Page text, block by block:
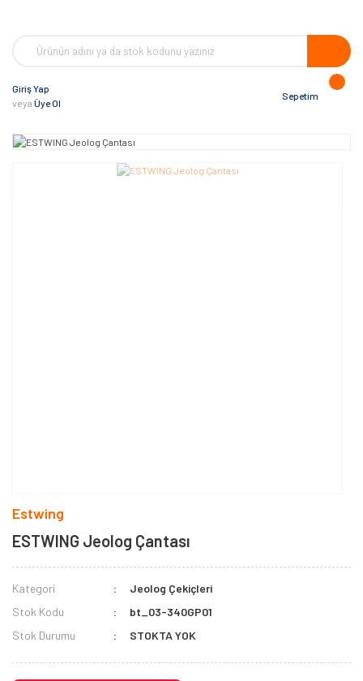
Giriş Yap
veya Üye Ol
Sepetim
Estwing
ESTWING Jeolog Çantası
Kategori
Jeolog Çekiçleri
Stok Kodu
bt_03-340GP01
Stok Durumu
STOKTA YOK